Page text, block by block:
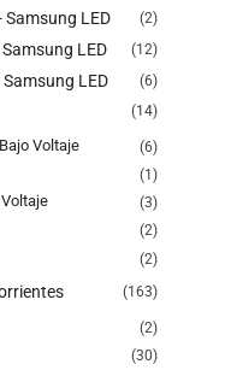
Samsung LED (2)
LED (12)
LED (6)
(14)
Voltaje (6)
(1)
(3)
(2)
(2)
(163)
(2)
(30)